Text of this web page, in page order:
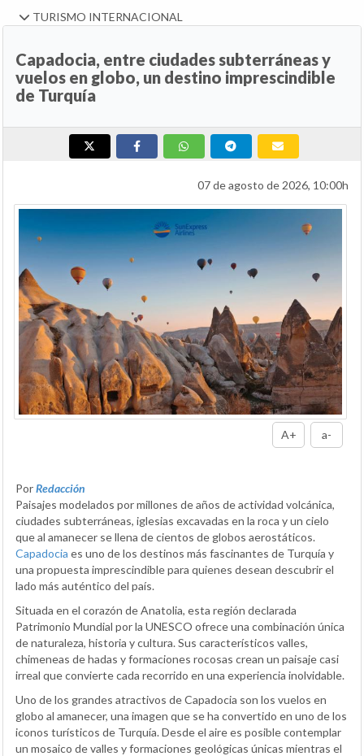
TURISMO INTERNACIONAL
Capadocia, entre ciudades subterráneas y
vuelos en globo, un destino imprescindible
de Turquía
07 de agosto de 2026, 10:00h
A+ a-
PorRedacción
Paisajes modelados por millones de años de actividad volcánica,
ciudades subterráneas, iglesias excavadas en la roca y un cielo
que al amanecer se llena de cientos de globos aerostáticos.
Capadocia es uno de los destinos más fascinantes de Turquía y
una propuesta imprescindible para quienes desean descubrir el
lado más auténtico del país.
Situada en el corazón de Anatolia, esta región declarada
Patrimonio Mundial por la UNESCO ofrece una combinación única
de naturaleza, historia y cultura. Sus característicos valles,
chimeneas de hadas y formaciones rocosas crean un paisaje casi
irreal que convierte cada recorrido en una experiencia inolvidable.
Uno de los grandes atractivos de Capadocia son los vuelos en
globo al amanecer, una imagen que se ha convertido en uno de los
iconos turísticos de Turquía. Desde el aire es posible contemplar
un mosaico de valles y formaciones geológicas únicas mientras el